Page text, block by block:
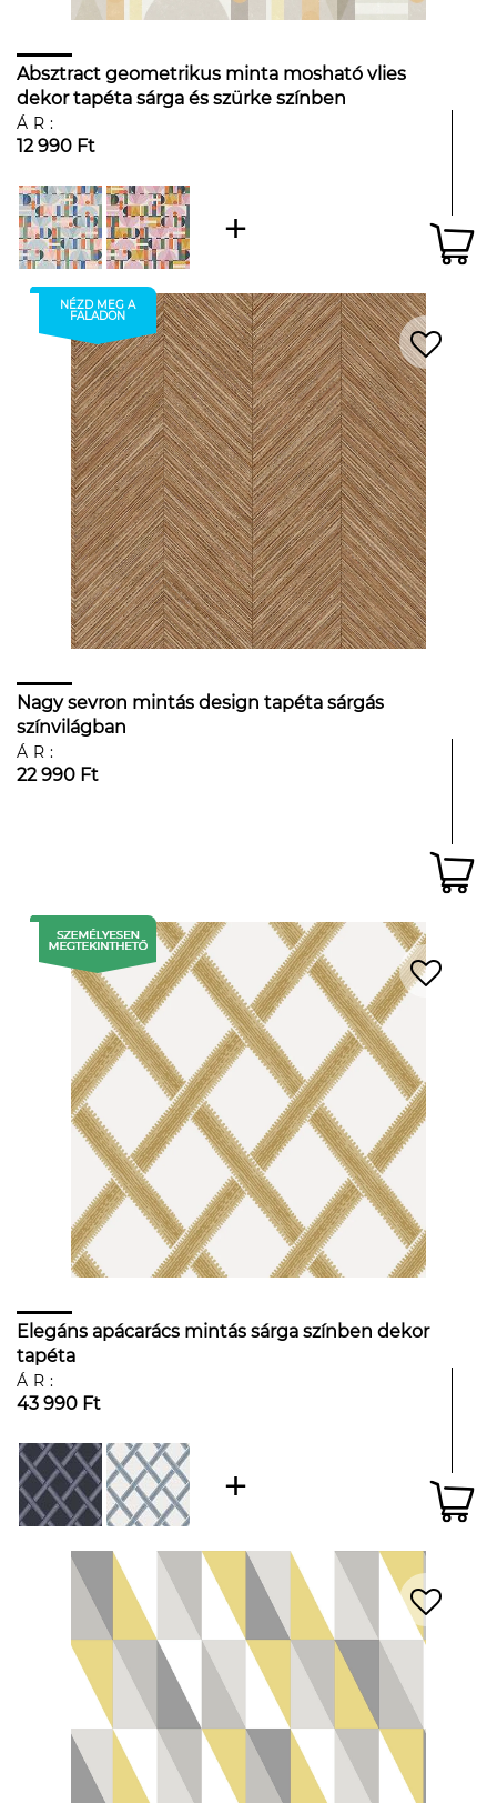
Absztract geometrikus minta mosható vlies
dekor tapéta sárga és szürke színben
ÁR:
12 990 Ft
NÉZD MEG A
FALADON
Nagy sevron mintás design tapéta sárgás
színvilágban
ÁR:
22 990 Ft
Elegáns apácarács mintás sárga színben dekor
tapéta
ÁR:
43 990 Ft